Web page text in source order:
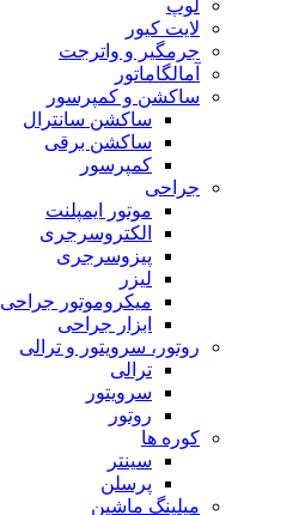
لوپ
لایت کیور
جرمگیر و واترجت
آمالگاماتور
ساکشن و کمپرسور
ساکشن سانترال
ساکشن برقی
کمپرسور
جراحی
موتور ایمپلنت
الکتروسرجری
پیزوسرجری
لیزر
میکروموتور جراحی
ابزار جراحی
روتور، سرویتور و ترالی
ترالی
سرویتور
روتور
کوره ها
سینتر
پرسلن
میلینگ ماشین